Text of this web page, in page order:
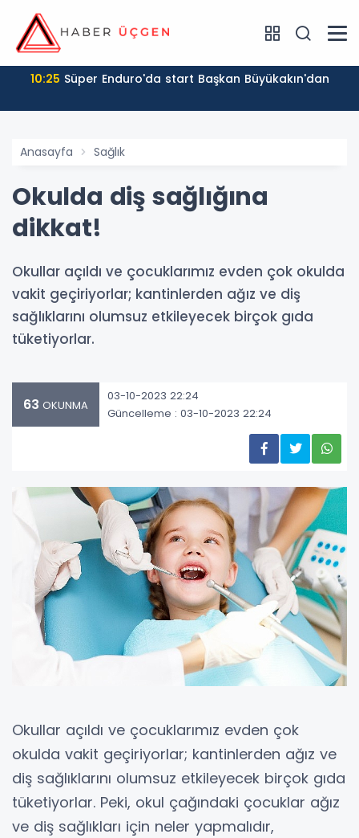
10:25 Süper Enduro'da start Başkan Büyükakın'dan
Anasayfa Sağlık
Okulda diş sağlığına
dikkat!
Okullar açıldı ve çocuklarımız evden çok okulda
vakit geçiriyorlar; kantinlerden ağız ve diş
sağlıklarını olumsuz etkileyecek birçok gıda
tüketiyorlar.
63 OKUNMA
03-10-2023 22:24
Güncelleme : 03-10-2023 22:24
Okullar açıldı ve çocuklarımız evden çok
okulda vakit geçiriyorlar; kantinlerden ağız ve
diş sağlıklarını olumsuz etkileyecek birçok gıda
tüketiyorlar. Peki, okul çağındaki çocuklar ağız
ve diş sağlıkları için neler yapmalıdır,